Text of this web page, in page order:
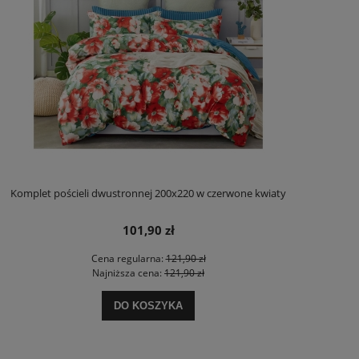
Komplet pościeli dwustronnej 200x220 w czerwone kwiaty
101,90 zł
Cena regularna:121,90 zł
Najniższa cena: 121,90 zł
DO KOSZYKA